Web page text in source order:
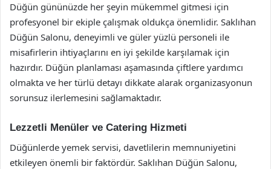
Düğün gününüzde her şeyin mükemmel gitmesi için
profesyonel bir ekiple çalışmak oldukça önemlidir. Saklıhan
Düğün Salonu, deneyimli ve güler yüzlü personeli ile
misafirlerin ihtiyaçlarını en iyi şekilde karşılamak için
hazırdır. Düğün planlaması aşamasında çiftlere yardımcı
olmakta ve her türlü detayı dikkate alarak organizasyonun
sorunsuz ilerlemesini sağlamaktadır.
Lezzetli Menüler ve Catering Hizmeti
Düğünlerde yemek servisi, davetlilerin memnuniyetini
etkileyen önemli bir faktördür. Saklıhan Düğün Salonu,